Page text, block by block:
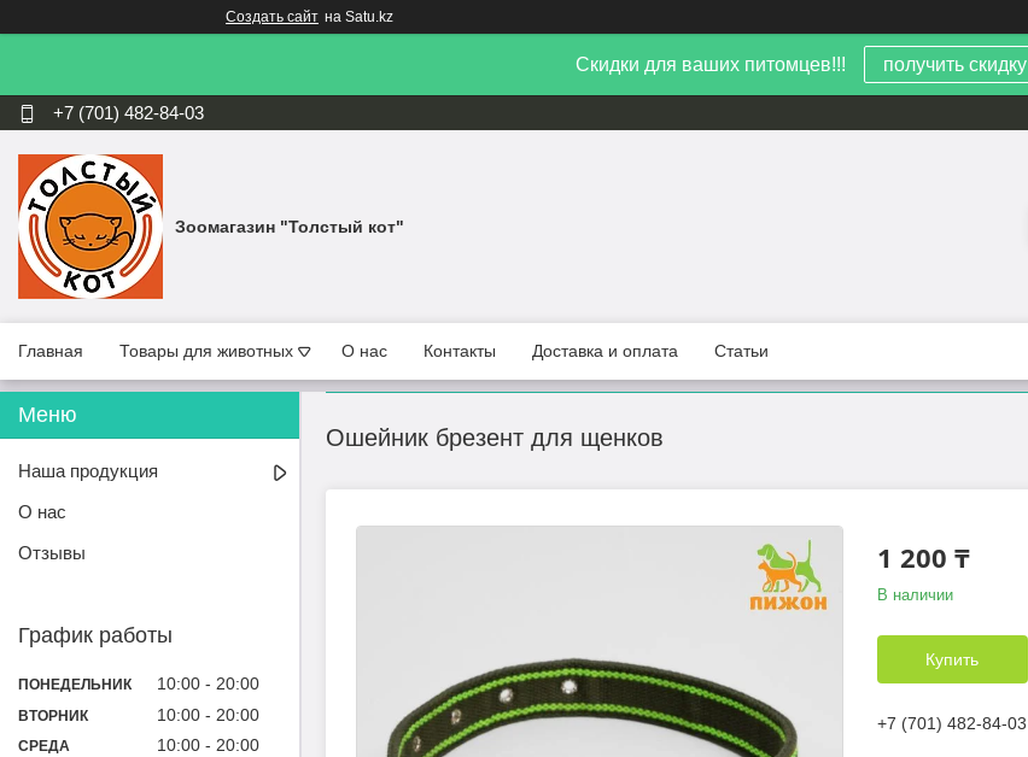
Создать сайт на Satu.kz
Скидки для ваших питомцев!!! получить скидку
+7 (701) 482-84-03
Зоомагазин "Толстый кот"
Главная Товары для животных О нас Контакты Доставка и оплата Статьи
Ошейник брезент для щенков
1 200 ₸
В наличии
Купить
+7 (701) 482-84-03
Наша продукция
О нас
Отзывы
График работы
ПОНЕДЕЛЬНИК 10:00 20:00
ВТОРНИК 10:00 20:00
СРЕДА 10:00 20:00